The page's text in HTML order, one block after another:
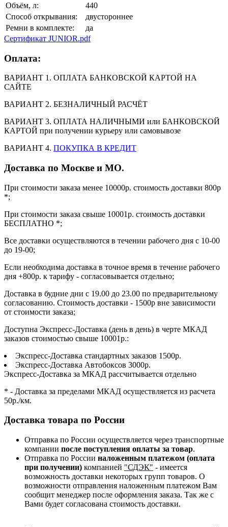
Объём, л:
440
Способ открывания:
двустороннее
Ремни в комплекте:
да
Сертификат JUNIOR.pdf
Оплата:
ВАРИАНТ 1. ОПЛАТА БАНКОВСКОЙ КАРТОЙ НА
САЙТЕ
ВАРИАНТ 2. БЕЗНАЛИЧНЫЙ РАСЧЁТ
ВАРИАНТ 3. ОПЛАТА НАЛИЧНЫМИ или БАНКОВСКОЙ
КАРТОЙ при получении курьеру или самовывозе
ВАРИАНТ 4. ПОКУПКА В КРЕДИТ
Доставка по Москве и МО.
При стоимости заказа менее 10000р. стоимость доставки 800р
*;
При стоимости заказа свыше 10001р. стоимость доставки
БЕСПЛАТНО *;
Все доставки осуществляются в течении рабочего дня с 10-00
до 19-00;
Если необходима доставка в точное время в течение рабочего
дня +800р. к тарифу - согласовывается отдельно;
Доставка в будние дни с 19.00 до 23.00 по предварительному
согласованию. Стоимость доставки - 1500р вне зависимости
от стоимости заказа;
Доступна Экспресс-Доставка (день в день) в черте МКАД
заказов стоимостью свыше 10001р.:
Экспресс-Доставка стандартных заказов 1500р.
Экспресс-Доставка Автобоксов 3000р.
Экспресс-Доставка за МКАД рассчитывается отдельно
* - Доставка за пределами МКАД осуществляется из расчета
50р./км.
Доставка товара по России
Отправка по России осуществляется через транспортные
компании после поступления оплаты за товар.
Отправка по России наложенным платежом (оплата
при получении) компанией "СДЭК" - имеется
возможность доставки некоторых групп товаров. О
возможности отправления наложенным платежом Вам
сообщит менеджер после оформления заказа. Так же с
Вами будет согласована стоимость доставки.